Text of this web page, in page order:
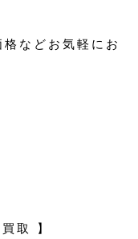
などお気軽にお
取 】